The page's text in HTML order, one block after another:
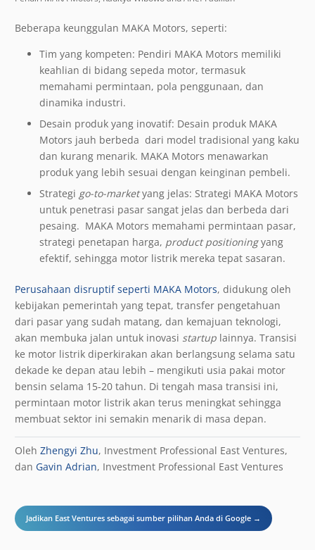
Beberapa keunggulan MAKA Motors, seperti:
Tim yang kompeten: Pendiri MAKA Motors memiliki
keahlian di bidang sepeda motor, termasuk
memahami permintaan, pola penggunaan, dan
dinamika industri.
Desain produk yang inovatif: Desain produk MAKA
Motors jauh berbeda dari model tradisional yang kaku
dan kurang menarik. MAKA Motors menawarkan
produk yang lebih sesuai dengan keinginan pembeli.
Strategi go-to-marketyang jelas: Strategi MAKA Motors
untuk penetrasi pasar sangat jelas dan berbeda dari
pesaing. MAKA Motors memahami permintaan pasar,
strategi penetapan harga, product positioningyang
efektif, sehingga motor listrik mereka tepat sasaran.
Perusahaan disruptif seperti MAKA Motors, didukung oleh
kebijakan pemerintah yang tepat, transfer pengetahuan
dari pasar yang sudah matang, dan kemajuan teknologi,
akan membuka jalan untuk inovasi startup lainnya. Transisi
ke motor listrik diperkirakan akan berlangsung selama satu
dekade ke depan atau lebih – mengikuti usia pakai motor
bensin selama 15-20 tahun. Di tengah masa transisi ini,
permintaan motor listrik akan terus meningkat sehingga
membuat sektor ini semakin menarik di masa depan.
Oleh Zhengyi Zhu, Investment Professional East Ventures,
dan Gavin Adrian, Investment Professional East Ventures
Jadikan East Ventures sebagai sumber pilihan Anda di Google →